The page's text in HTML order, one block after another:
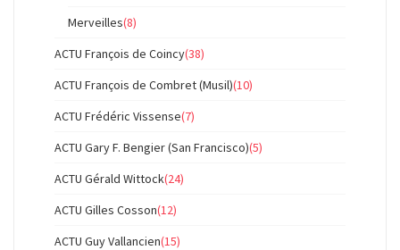
Merveilles(8)
ACTU François de Coincy(38)
ACTU François de Combret (Musil)(10)
ACTU Frédéric Vissense(7)
ACTU Gary F. Bengier (San Francisco)(5)
ACTU Gérald Wittock(24)
ACTU Gilles Cosson(12)
ACTU Guy Vallancien(15)